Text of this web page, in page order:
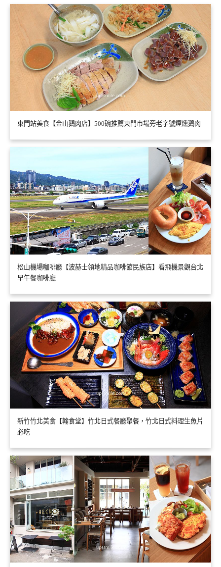
東門站美食【金山鵝肉店】500碗推薦東門市場旁老字號煙燻鵝肉
松山機場咖啡廳【波赫士領地精品咖啡館民族店】看飛機景觀台北
早午餐咖啡廳
新竹竹北美食【翰食堂】竹北日式餐廳聚餐，竹北日式料理生魚片
必吃